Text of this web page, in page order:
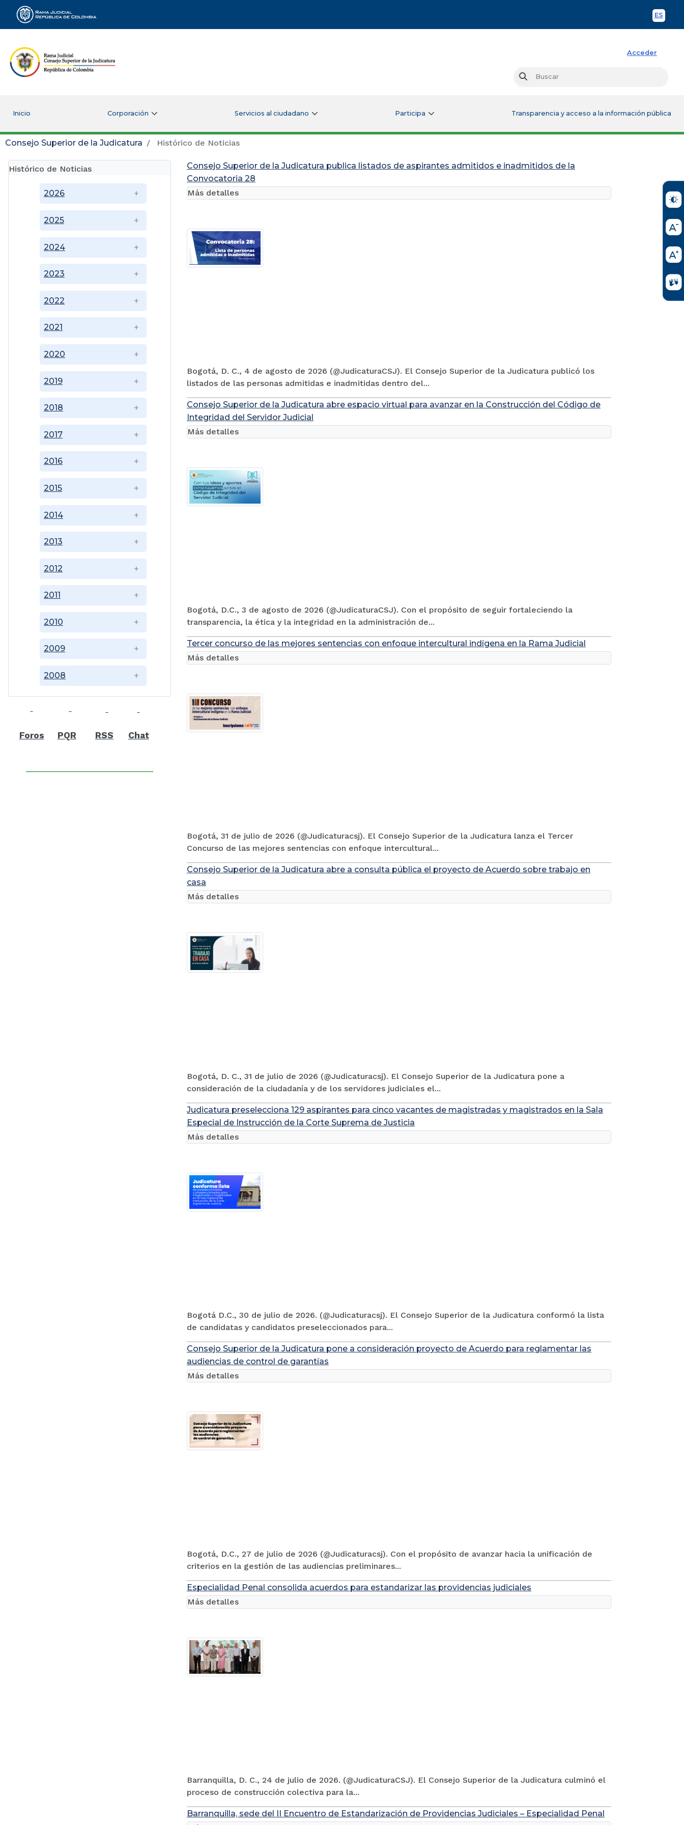
ES
Rama Judicial
Acceder
Buscar
Inicio Corporación Servicios al ciudadano Participa Transparencia y acceso a la información pública
Consejo Superior de la Judicatura Histórico de Noticias
Histórico de Noticias
2008
2009
2010
2011
2012
2013
2014
2015
2016
2017
2018
2019
2020
2021
2022
2023
2024
2025
2026
Foros PQR RSS Chat
Consejo Superior de la Judicatura publica listados de aspirantes admitidos e inadmitidos de la
Convocatoria 28
Bogotá, D. C., 4 de agosto de 2026 (@JudicaturaCSJ). El Consejo Superior de la Judicatura publicó los
listados de las personas admitidas e inadmitidas dentro del...
Más detalles
Consejo Superior de la Judicatura abre espacio virtual para avanzar en la Construcción del Código de
Integridad del Servidor Judicial
Bogotá, D.C., 3 de agosto de 2026 (@JudicaturaCSJ). Con el propósito de seguir fortaleciendo la
transparencia, la ética y la integridad en la administración de...
Más detalles
Tercer concurso de las mejores sentencias con enfoque intercultural indígena en la Rama Judicial
Bogotá, 31 de julio de 2026 (@Judicaturacsj). El Consejo Superior de la Judicatura lanza el Tercer
Concurso de las mejores sentencias con enfoque intercultural...
Más detalles
Consejo Superior de la Judicatura abre a consulta pública el proyecto de Acuerdo sobre trabajo en
casa
Bogotá, D. C., 31 de julio de 2026 (@Judicaturacsj). El Consejo Superior de la Judicatura pone a
consideración de la ciudadanía y de los servidores judiciales el...
Más detalles
Judicatura preselecciona 129 aspirantes para cinco vacantes de magistradas y magistrados en la Sala
Especial de Instrucción de la Corte Suprema de Justicia
Bogotá D.C., 30 de julio de 2026. (@Judicaturacsj). El Consejo Superior de la Judicatura conformó la lista
de candidatas y candidatos preseleccionados para...
Más detalles
Consejo Superior de la Judicatura pone a consideración proyecto de Acuerdo para reglamentar las
audiencias de control de garantías
Bogotá, D.C., 27 de julio de 2026 (@Judicaturacsj). Con el propósito de avanzar hacia la unificación de
criterios en la gestión de las audiencias preliminares...
Más detalles
Especialidad Penal consolida acuerdos para estandarizar las providencias judiciales
Barranquilla, D. C., 24 de julio de 2026. (@JudicaturaCSJ). El Consejo Superior de la Judicatura culminó el
proceso de construcción colectiva para la...
Más detalles
Barranquilla, sede del II Encuentro de Estandarización de Providencias Judiciales – Especialidad Penal